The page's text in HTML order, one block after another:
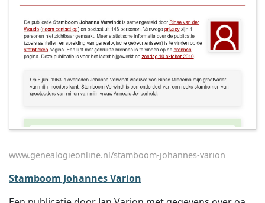
www.genealogieonline.nl/stamboom-johannes-varion
Stamboom Johannes Varion